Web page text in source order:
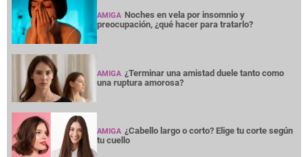
AMIGA Noches en vela por insomnio y
preocupación, ¿qué hacer para tratarlo?
AMIGA ¿Terminar una amistad duele tanto como
una ruptura amorosa?
AMIGA ¿Cabello largo o corto? Elige tu corte según
tu cuello